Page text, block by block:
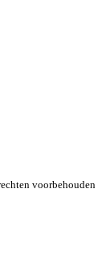
voorbehouden